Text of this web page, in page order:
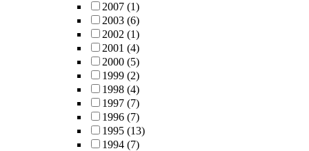
2007 (1)
2003 (6)
2002 (1)
2001 (4)
2000 (5)
1999 (2)
1998 (4)
1997 (7)
1996 (7)
1995 (13)
1994 (7)